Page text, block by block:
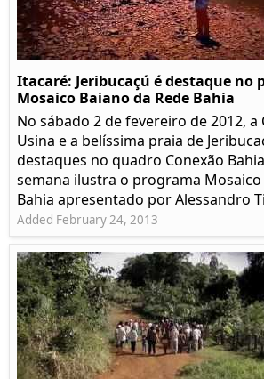
Itacaré: Jeribucaçú é destaque no
Mosaico Baiano da Rede Bahia
No sábado 2 de fevereiro de 2012, a
Usina e a belíssima praia de
destaques no quadro Conexão
semana ilustra o programa Mosaico
Bahia apresentado por Alessandro
Added February 24, 2013